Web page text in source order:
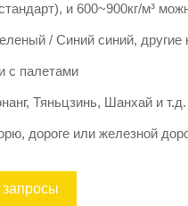
и 600~900кг/м³
/ Синий синий, другие
с палетами
Тяньцзинь, Шанхай и т.д.
дороге или железной